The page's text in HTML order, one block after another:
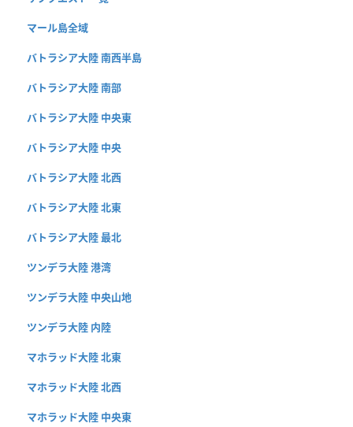
マール島全域
バトラシア大陸 南西半島
バトラシア大陸 南部
バトラシア大陸 中央東
バトラシア大陸 中央
バトラシア大陸 北西
バトラシア大陸 北東
バトラシア大陸 最北
ツンデラ大陸 港湾
ツンデラ大陸 中央山地
ツンデラ大陸 内陸
マホラッド大陸 北東
マホラッド大陸 北西
マホラッド大陸 中央東